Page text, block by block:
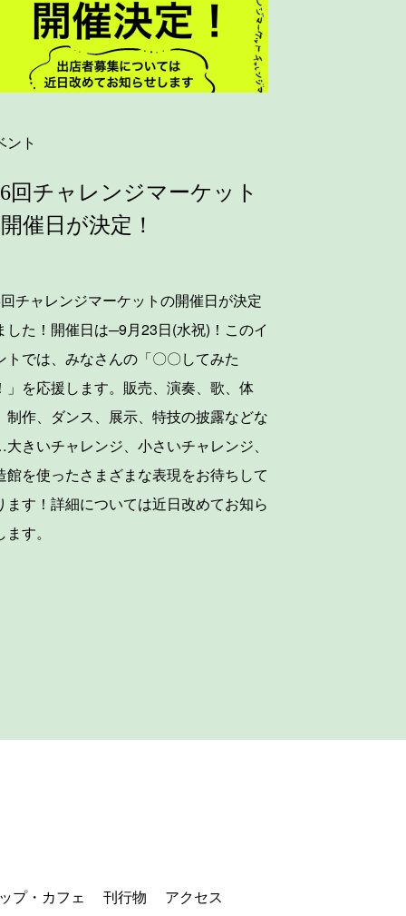
ント
回チャレンジマーケット
催日が決定！
チャレンジマーケットの開催日が決定
した！開催日は─9月23日(水祝)！このイ
トでは、みなさんの「〇〇してみた
」を応援します。販売、演奏、歌、体
制作、ダンス、展示、特技の披露などな
きいチャレンジ、小さいチャレンジ、
館を使ったさまざまな表現をお待ちして
ます！詳細については近日改めてお知ら
す。
プ・カフェ 刊行物 アクセス